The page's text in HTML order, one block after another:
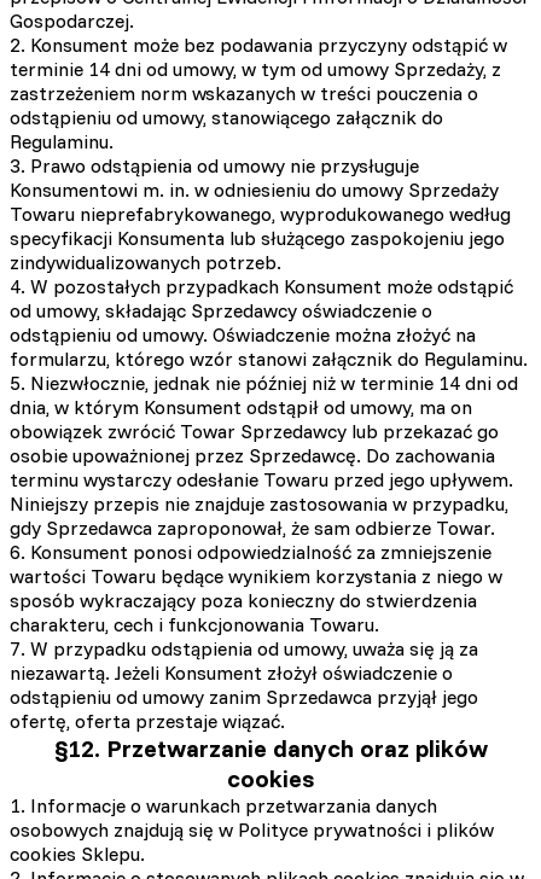
Gospodarczej.
2. Konsument może bez podawania przyczyny odstąpić w
terminie 14 dni od umowy, w tym od umowy Sprzedaży, z
zastrzeżeniem norm wskazanych w treści pouczenia o
odstąpieniu od umowy, stanowiącego załącznik do
Regulaminu.
3. Prawo odstąpienia od umowy nie przysługuje
Konsumentowi m. in. w odniesieniu do umowy Sprzedaży
Towaru nieprefabrykowanego, wyprodukowanego według
specyfikacji Konsumenta lub służącego zaspokojeniu jego
zindywidualizowanych potrzeb.
4. W pozostałych przypadkach Konsument może odstąpić
od umowy, składając Sprzedawcy oświadczenie o
odstąpieniu od umowy. Oświadczenie można złożyć na
formularzu, którego wzór stanowi załącznik do Regulaminu.
5. Niezwłocznie, jednak nie później niż w terminie 14 dni od
dnia, w którym Konsument odstąpił od umowy, ma on
obowiązek zwrócić Towar Sprzedawcy lub przekazać go
osobie upoważnionej przez Sprzedawcę. Do zachowania
terminu wystarczy odesłanie Towaru przed jego upływem.
Niniejszy przepis nie znajduje zastosowania w przypadku,
gdy Sprzedawca zaproponował, że sam odbierze Towar.
6. Konsument ponosi odpowiedzialność za zmniejszenie
wartości Towaru będące wynikiem korzystania z niego w
sposób wykraczający poza konieczny do stwierdzenia
charakteru, cech i funkcjonowania Towaru.
7. W przypadku odstąpienia od umowy, uważa się ją za
niezawartą. Jeżeli Konsument złożył oświadczenie o
odstąpieniu od umowy zanim Sprzedawca przyjął jego
ofertę, oferta przestaje wiązać.
§12. Przetwarzanie danych oraz plików
cookies
1. Informacje o warunkach przetwarzania danych
osobowych znajdują się w Polityce prywatności i plików
cookies Sklepu.